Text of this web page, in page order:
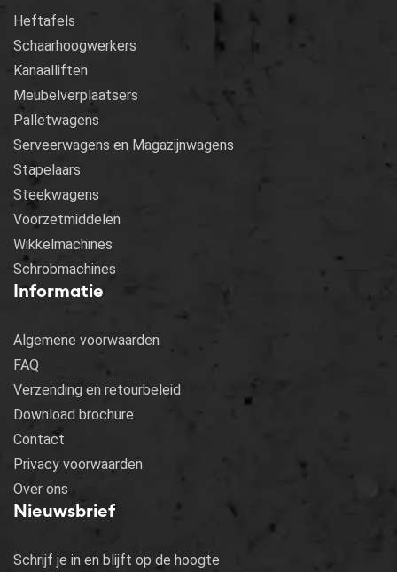
Heftafels
Schaarhoogwerkers
Kanaalliften
Meubelverplaatsers
Palletwagens
Serveerwagens en Magazijnwagens
Stapelaars
Steekwagens
Voorzetmiddelen
Wikkelmachines
Schrobmachines
Informatie
Algemene voorwaarden
FAQ
Verzending en retourbeleid
Download brochure
Contact
Privacy voorwaarden
Over ons
Nieuwsbrief
Schrijf je in en blijft op de hoogte